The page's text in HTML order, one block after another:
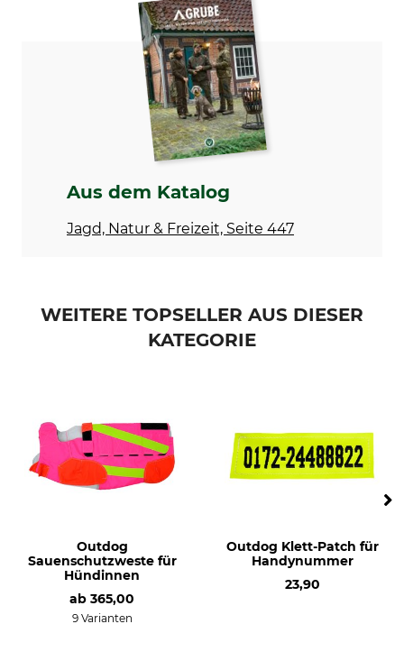
Reißverschlusserweiterung
Aus dem Katalog
Jagd, Natur & Freizeit, Seite 447
WEITERE TOPSELLER AUS DIESER
KATEGORIE
Outdog
Sauenschutzweste für
Hündinnen
ab 365,00
9 Varianten
Outdog Klett-Patch für
Handynummer
23,90